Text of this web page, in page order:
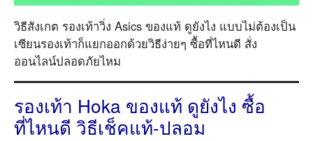
วิธีสังเกต รองเท้าวิ่ง Asics ของแท้ ดูยังไง แบบไม่ต้องเป็น
เซียนรองเท้าก็แยกออกด้วยวิธีง่ายๆ ซื้อที่ไหนดี สั่ง
ออนไลน์ปลอดภัยไหม
รองเท้า Hoka ของแท้ ดูยังไง ซื้อ
ที่ไหนดี วิธีเช็คแท้-ปลอม